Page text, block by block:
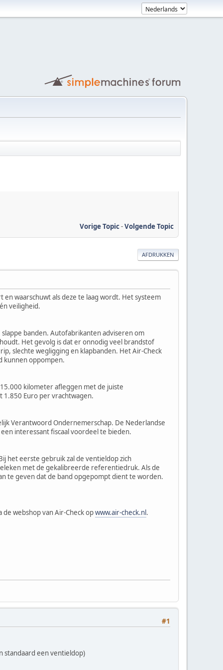
Vorige Topic-Volgende Topic
AFDRUKKEN
waarschuwt als deze te laag wordt. Het systeem
veiligheid.
banden. Autofabrikanten adviseren om
Het gevolg is dat er onnodig veel brandstof
slechte wegligging en klapbanden. Het Air-Check
kunnen oppompen.
kilometer afleggen met de juiste
1.850 Euro per vrachtwagen.
Verantwoord Ondernemerschap. De Nederlandse
interessant fiscaal voordeel te bieden.
het eerste gebruik zal de ventieldop zich
met de gekalibreerde referentiedruk. Als de
te geven dat de band opgepompt dient te worden.
webshop van Air-Check opwww.air-check.nl.
#1
standaard een ventieldop)